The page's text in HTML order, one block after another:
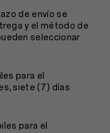
de envío se
y el método de
seleccionar
para el
siete (7) días
para el